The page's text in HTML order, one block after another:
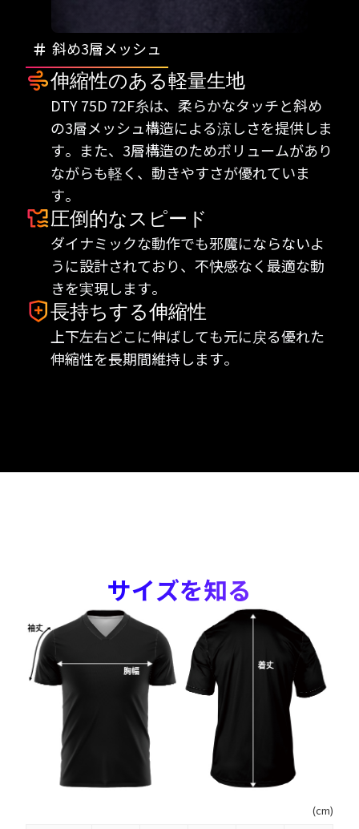
斜め3層メッシュ
伸縮性のある軽量生地
DTY 75D 72F糸は、柔らかなタッチと斜め
の3層メッシュ構造による涼しさを提供しま
す。また、3層構造のためボリュームがあり
ながらも軽く、動きやすさが優れていま
す。
圧倒的なスピード
ダイナミックな動作でも邪魔にならないよ
うに設計されており、不快感なく最適な動
きを実現します。
長持ちする伸縮性
上下左右どこに伸ばしても元に戻る優れた
伸縮性を長期間維持します。
サイズを知る
(cm)